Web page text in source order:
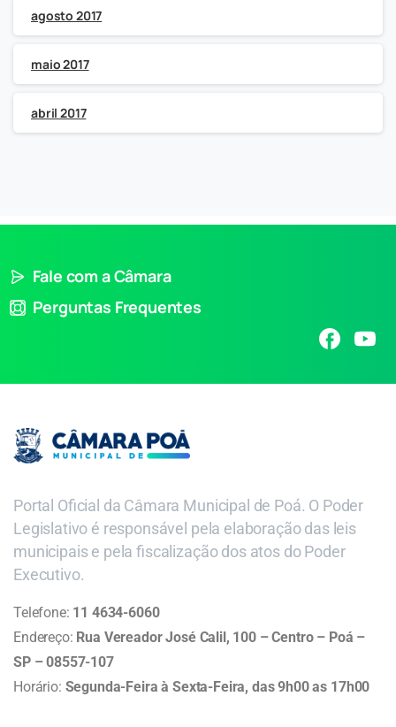
agosto 2017
maio 2017
abril 2017
Fale com a Câmara
Perguntas Frequentes
Portal Oficial da Câmara Municipal de Poá. O Poder
Legislativo é responsável pela elaboração das leis
municipais e pela fiscalização dos atos do Poder
Executivo.
Telefone: 11 4634-6060
Endereço: Rua Vereador José Calil, 100 – Centro – Poá –
SP – 08557-107
Horário: Segunda-Feira à Sexta-Feira, das 9h00 as 17h00